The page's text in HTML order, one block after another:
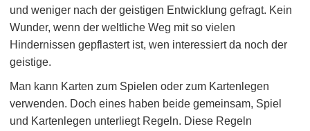
und weniger nach der geistigen Entwicklung gefragt. Kein
Wunder, wenn der weltliche Weg mit so vielen
Hindernissen gepflastert ist, wen interessiert da noch der
geistige.
Man kann Karten zum Spielen oder zum Kartenlegen
verwenden. Doch eines haben beide gemeinsam, Spiel
und Kartenlegen unterliegt Regeln. Diese Regeln